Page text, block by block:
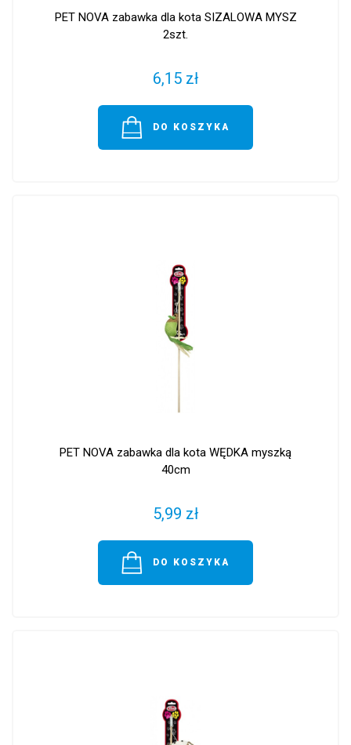
PET NOVA zabawka dla kota SIZALOWA MYSZ
2szt.
6,15 zł
DO KOSZYKA
PET NOVA zabawka dla kota WĘDKA myszką
40cm
5,99 zł
DO KOSZYKA